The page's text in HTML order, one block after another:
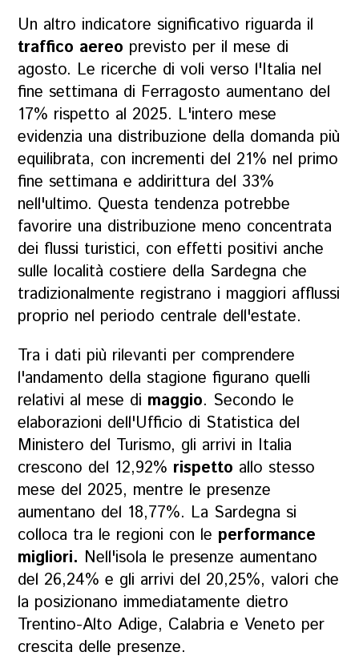
Un altro indicatore significativo riguarda il
traffico aereo previsto per il mese di
agosto. Le ricerche di voli verso l'Italia nel
fine settimana di Ferragosto aumentano del
17% rispetto al 2025. L'intero mese
evidenzia una distribuzione della domanda più
equilibrata, con incrementi del 21% nel primo
fine settimana e addirittura del 33%
nell'ultimo. Questa tendenza potrebbe
favorire una distribuzione meno concentrata
dei flussi turistici, con effetti positivi anche
sulle località costiere della Sardegna che
tradizionalmente registrano i maggiori afflussi
proprio nel periodo centrale dell'estate.
Tra i dati più rilevanti per comprendere
l'andamento della stagione figurano quelli
relativi al mese di maggio. Secondo le
elaborazioni dell'Ufficio di Statistica del
Ministero del Turismo, gli arrivi in Italia
crescono del 12,92% rispetto allo stesso
mese del 2025, mentre le presenze
aumentano del 18,77%. La Sardegna si
colloca tra le regioni con le performance
migliori. Nell'isola le presenze aumentano
del 26,24% e gli arrivi del 20,25%, valori che
la posizionano immediatamente dietro
Trentino-Alto Adige, Calabria e Veneto per
crescita delle presenze.